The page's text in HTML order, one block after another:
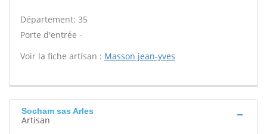
Département: 35
Porte d'entrée -
Voir la fiche artisan : Masson jean-yves
Socham sas Arles
Artisan